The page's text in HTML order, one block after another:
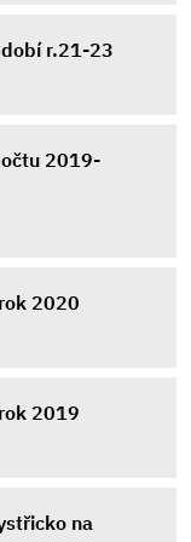
r.21-23
2019-
2020
2019
na